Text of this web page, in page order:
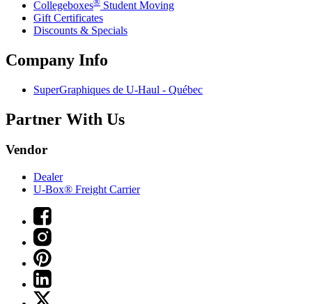
Collegeboxes
Student Moving
Gift Certificates
Discounts & Specials
Company Info
SuperGraphiques de U-Haul - Québec
Partner With Us
Vendor
Dealer
U-Box® Freight Carrier